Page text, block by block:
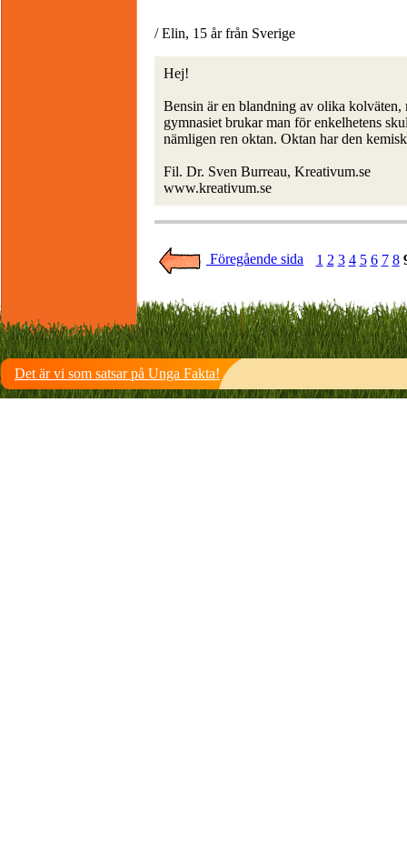
/ Elin, 15 år från Sverige
Hej!
Bensin är en blandning av olika
gymnasiet brukar man för enkelhetens
nämligen ren oktan. Oktan har den
Fil. Dr. Sven Burreau, Kreativum.se
www.kreativum.se
Föregående sida 1 2 3 4 5 6 7 8
Det är vi som satsar på Unga Fakta!